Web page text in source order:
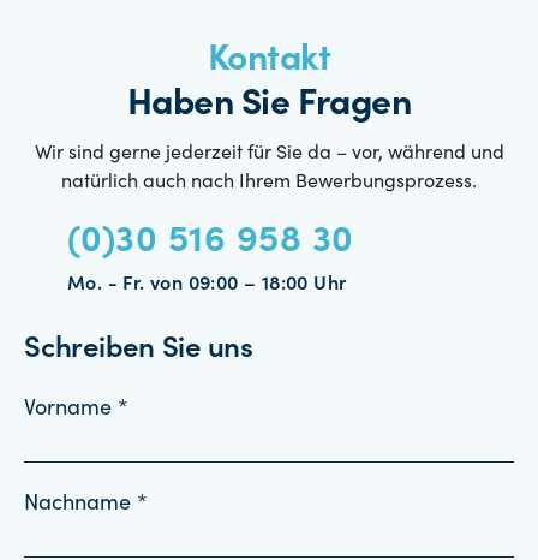
Kontakt
Haben Sie Fragen
Wir sind gerne jederzeit für Sie da – vor, während und
natürlich auch nach Ihrem Bewerbungsprozess.
(0)30 516 958 30
Mo. - Fr. von 09:00 – 18:00 Uhr
Schreiben Sie uns
Vorname *
Nachname *